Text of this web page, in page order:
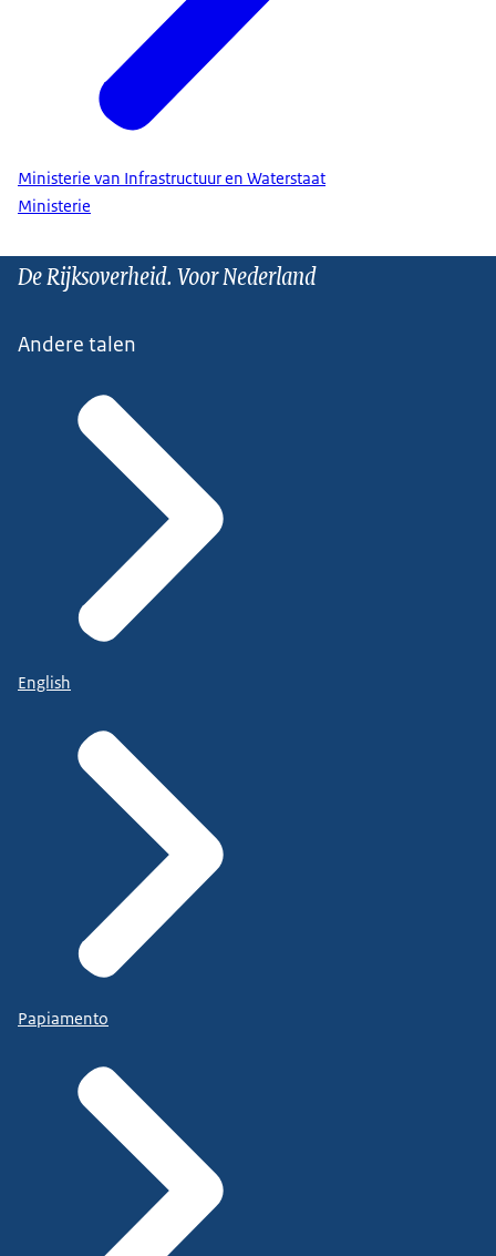
Ministerie van Infrastructuur en Waterstaat
Ministerie
De Rijksoverheid. Voor Nederland
Andere talen
English
Papiamento